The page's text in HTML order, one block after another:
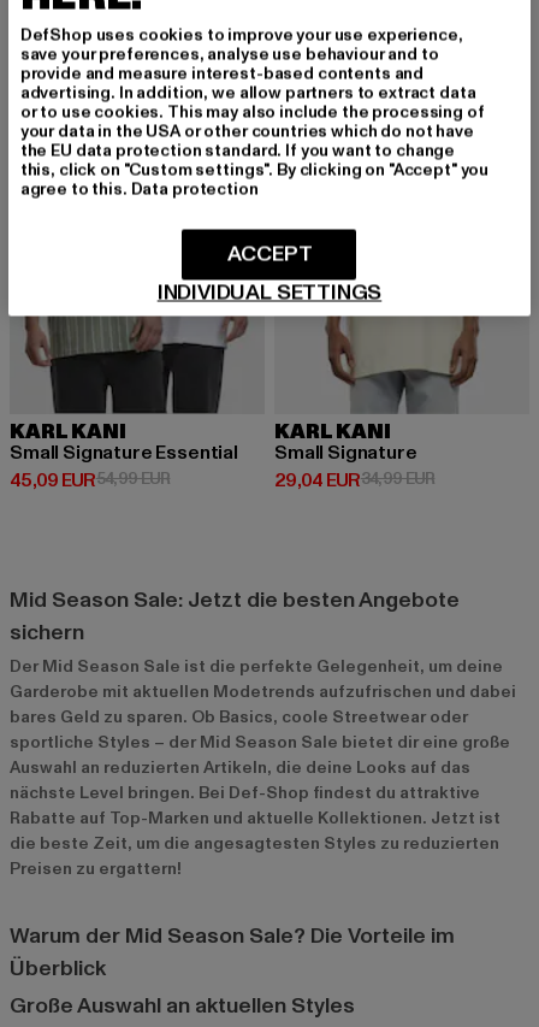
-18%
KARL KANI
Small Signature Essential
45,09 EUR
Derzeitiger Preis: 45,09 EUR
54,99 EURAktionspreis: 54,99 EUR
-17%
KARL KANI
Small Signature
29,04 EUR
Derzeitiger Preis: 29,04 EUR
34,99 EURAktionspreis:
Mid Season Sale: Jetzt die besten Angebote
sichern
Der Mid Season Sale ist die perfekte Gelegenheit, um deine
Garderobe mit aktuellen Modetrends aufzufrischen und dabei
bares Geld zu sparen. Ob Basics, coole Streetwear oder
sportliche Styles – der Mid Season Sale bietet dir eine große
Auswahl an reduzierten Artikeln, die deine Looks auf das
nächste Level bringen. Bei Def-Shop findest du attraktive
Rabatte auf Top-Marken und aktuelle Kollektionen. Jetzt ist
die beste Zeit, um die angesagtesten Styles zu reduzierten
Preisen zu ergattern!
Warum der Mid Season Sale? Die Vorteile im
Überblick
Große Auswahl an aktuellen Styles
DefShop uses cookies to improve your use experience,
save your preferences, analyse use behaviour and to
provide and measure interest-based contents and
advertising. In addition, we allow partners to extract data
or to use cookies. This may also include the processing of
your data in the USA or other countries which do not have
the EU data protection standard. If you want to change
this, click on "Custom settings". By clicking on "Accept" you
agree to this. Data protection
INDIVIDUAL SETTINGS
ACCEPT